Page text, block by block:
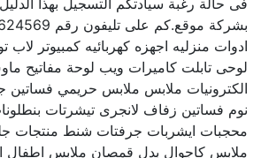
فى حالة رغبة سيادتكم التسجيل بهذا الدليل
بشركة موقع.كم على تليفون رقم 37624569
ادوات منزليه اجهزه كهربائيه كمبيوتر لاب
لوحى تابلت كاميرات ويب لوحة مفاتيح
الكترونيات ملابس ملابس حريمي فساتين
نوم فساتين زفاف لانجرى تيشرتات
محجبات ايشربات جرفتات شنط منتجات
ملابس كاجوال بدل قمصان ملابس اطفال